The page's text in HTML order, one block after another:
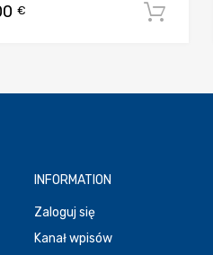
€
INFORMATION
Zaloguj się
Kanał wpisów